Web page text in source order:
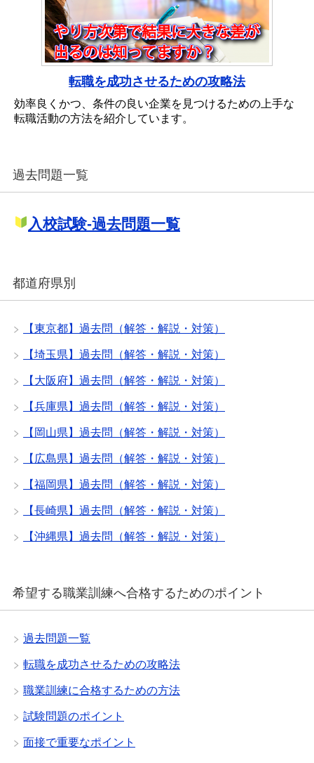
転職を成功させるための攻略法
効率良くかつ、条件の良い企業を見つけるための上手な
転職活動の方法を紹介しています。
過去問題一覧
入校試験-過去問題一覧
都道府県別
【東京都】過去問（解答・解説・対策）
【埼玉県】過去問（解答・解説・対策）
【大阪府】過去問（解答・解説・対策）
【兵庫県】過去問（解答・解説・対策）
【岡山県】過去問（解答・解説・対策）
【広島県】過去問（解答・解説・対策）
【福岡県】過去問（解答・解説・対策）
【長崎県】過去問（解答・解説・対策）
【沖縄県】過去問（解答・解説・対策）
希望する職業訓練へ合格するためのポイント
過去問題一覧
転職を成功させるための攻略法
職業訓練に合格するための方法
試験問題のポイント
面接で重要なポイント